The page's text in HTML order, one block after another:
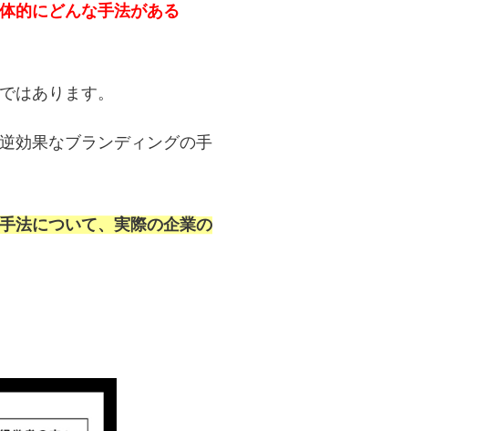
的にどんな手法がある
はあります。
効果なブランディングの手
法について、実際の企業の